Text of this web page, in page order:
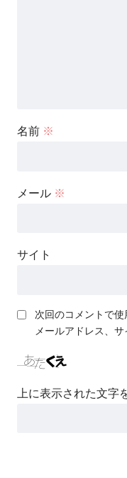
名前 ※
メール ※
サイト
次回のコメントで使
メールアドレス、サ
上に表示された文字